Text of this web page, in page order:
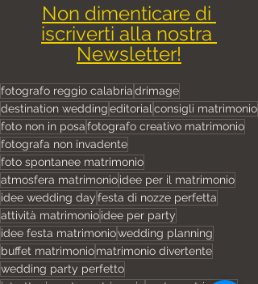
Non dimenticare di
iscriverti alla nostra
Newsletter!
fotografo reggio calabriadrimage
destination weddingeditorial consigli matrimonio
foto non in posafotografo creativo matrimonio
fotografa non invadente
foto spontanee matrimonio
atmosfera matrimonioidee per il matrimonio
idee wedding dayfesta di nozze perfetta
attività matrimonioidee per party
idee festa matrimoniowedding planning
buffet matrimoniomatrimonio divertente
wedding party perfetto